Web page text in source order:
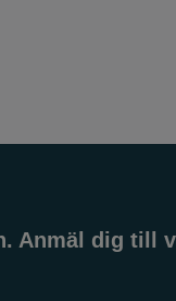
Anmäl dig till